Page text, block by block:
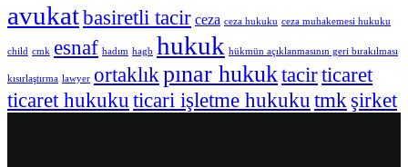
avukatbasiretli tacir ceza ceza hukuku ceza muhakemesi hukuku
child cmk esnaf hadım hagb hukuk hükmün açıklanmasının geri bırakılması
kısırlaştırma lawyer ortaklıkpınar hukuktacirticaret
ticaret hukuku ticari işletme hukuku tmk şirket